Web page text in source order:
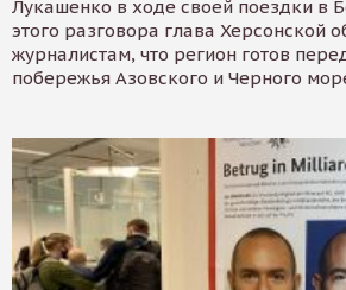
Лукашенко в ходе своей поездки в
этого разговора глава Херсонской
журналистам, что регион готов
побережья Азовского и Черного